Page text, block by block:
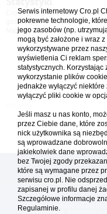
Cro.pl przegląda145
gości (dane z ostatnich 3 minut)
Najwięcej użytkowników online
Forum Chorwacja Online -
Usuń ciasteczka• Strefa
Platforma cro.pl© Chorwacja
gromadzą na Twoim
Redakcja platformy cro.pl©
użytkowników. Korzystanie z
Serwis internetowy Cro.pl
pokrewne technologie,
jego zasobów (np.
mogą być założone i wraz
wykorzystywane przez
wyświetlenia Ci reklam
statystycznych.
wykorzystanie plików
jednakże wyłączyć
wyłączyć pliki cookie w
Jeśli masz u nas konto,
przez Ciebie dane, które
nick użytkownika są
są wprowadzane
jakiekolwiek dane
bez Twojej zgody
które są wymagane przez
serwisu cro.pl. Nie
zapisanej w profilu danej
Szczegółowe informacje
Regulaminie.